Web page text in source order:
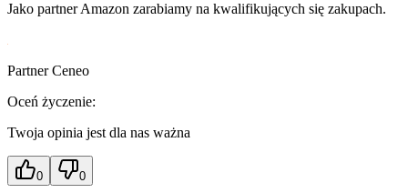
Jako partner Amazon zarabiamy na kwalifikujących się zakupach.
Partner Ceneo
Oceń życzenie:
Twoja opinia jest dla nas ważna
0 0